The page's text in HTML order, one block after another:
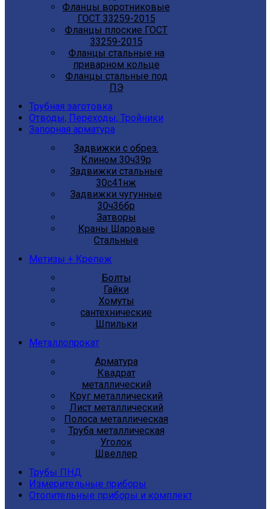
Фланцы воротниковые
ГОСТ 33259-2015
Фланцы плоские ГОСТ
33259-2015
Фланцы стальные на
приварном кольце
Фланцы стальные под
ПЭ
Трубная заготовка
Отводы, Переходы, Тройники
Запорная арматура
Задвижки с обрез.
Клином 30ч39р
Задвижки стальные
30с41нж
Задвижки чугунные
30ч36бр
Затворы
Краны Шаровые
Стальные
Метизы + Крепеж
Болты
Гайки
Хомуты
сантехнические
Шпильки
Металлопрокат
Арматура
Квадрат
металлический
Круг металлический
Лист металлический
Полоса металлическая
Труба металлическая
Уголок
Швеллер
Трубы ПНД
Измерительные приборы
Отопительные приборы и комплект